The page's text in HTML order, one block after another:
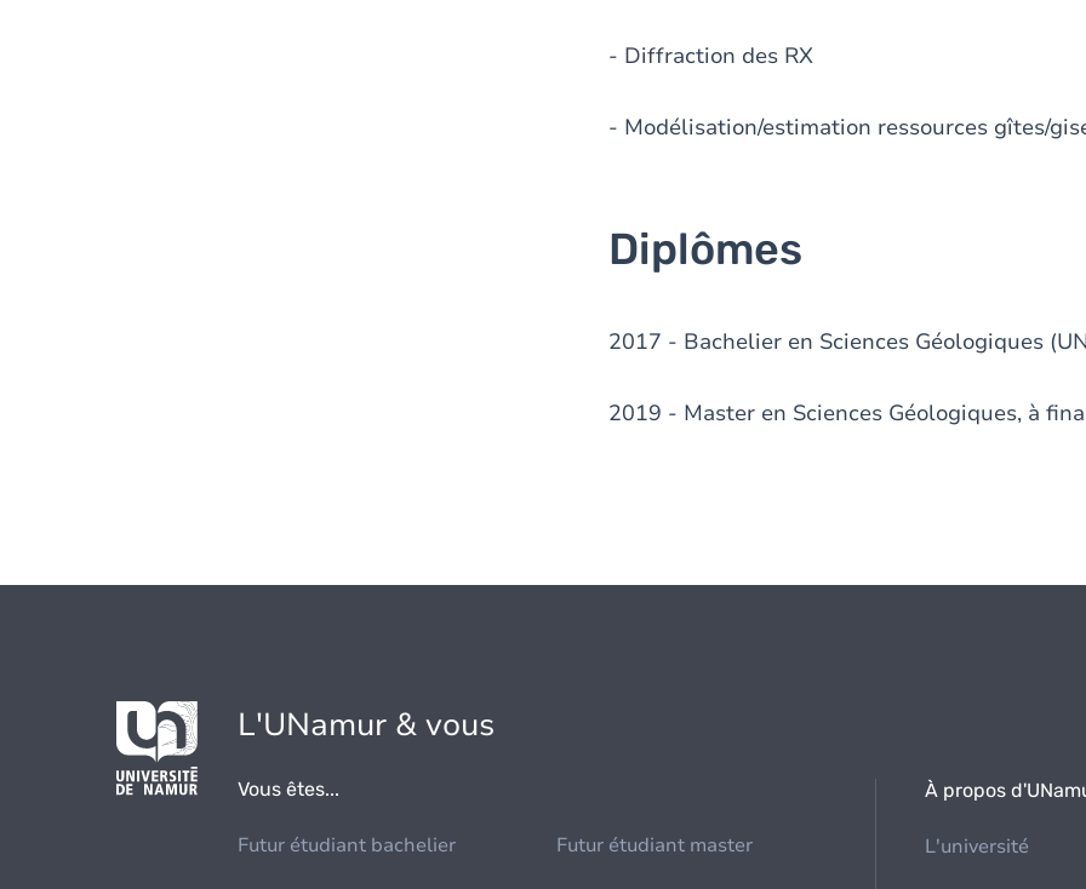
- Diffraction des RX
- Modélisation/estimation ressources gîtes/
Diplômes
2017 - Bachelier en Sciences Géologiques
2019 - Master en Sciences Géologiques, à
L'UNamur & vous
Vous êtes...
Futur étudiant bachelier Futur étudiant master
À propos
L'université